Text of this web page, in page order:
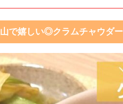
で嬉しい◎クラムチャウダー